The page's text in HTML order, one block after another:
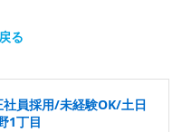
る
社員採用/未経験OK/土日
1丁目